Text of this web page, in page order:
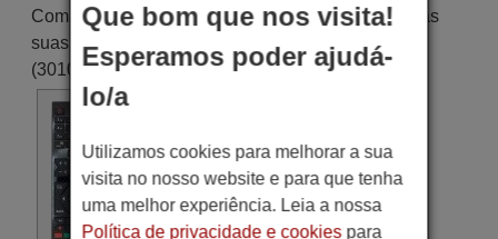
Comandos equivalente que substituem em todas as
suas funções o comando ELECTRONIA RC39105
(30100821):
Que bom que nos visita!
Esperamos poder ajudá-
lo/a
Utilizamos cookies para melhorar a sua
visita no nosso website e para que tenha
uma melhor experiência. Leia a nossa
Política de privacidade e cookiespara